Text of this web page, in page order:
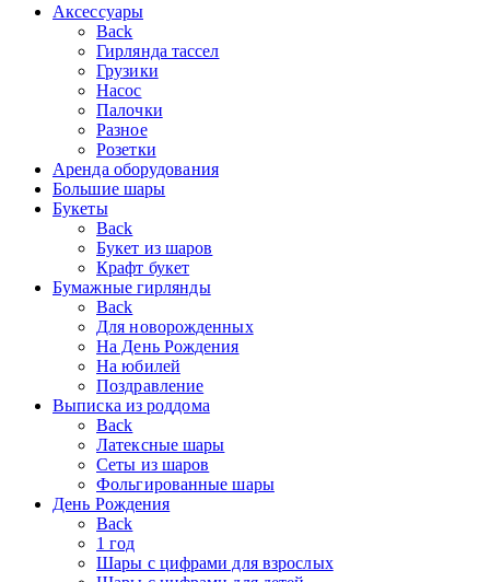
Аксессуары
Back
Гирлянда тассел
Грузики
Насос
Палочки
Разное
Розетки
Аренда оборудования
Большие шары
Букеты
Back
Букет из шаров
Крафт букет
Бумажные гирлянды
Back
Для новорожденных
На День Рождения
На юбилей
Поздравление
Выписка из роддома
Back
Латексные шары
Сеты из шаров
Фольгированные шары
День Рождения
Back
1 год
Шары с цифрами для взрослых